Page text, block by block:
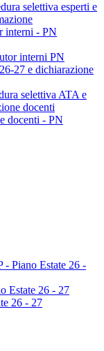
selettiva esperti e
interni - PN
interni PN
27 e dichiarazione
selettiva ATA e
docenti
docenti - PN
- Piano Estate 26 -
Estate 26 - 27
26 - 27